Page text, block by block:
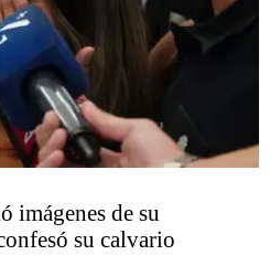
imágenes de su
su calvario